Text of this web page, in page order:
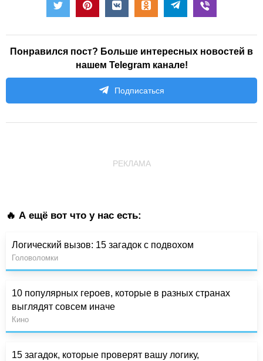
Понравился пост? Больше интересных новостей в
нашем Telegram канале!
Подписаться
РЕКЛАМА
🔥 А ещё вот что у нас есть:
Логический вызов: 15 загадок с подвохом
Головоломки
10 популярных героев, которые в разных странах
выглядят совсем иначе
Кино
15 загадок, которые проверят вашу логику,